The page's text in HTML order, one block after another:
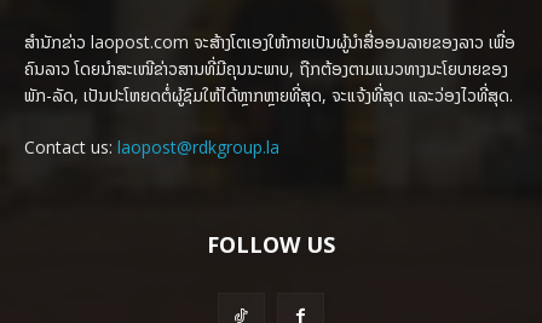
ສຳນັກຂ່າວ laopost.com ຈະສ້າງໂຕເອງໃຫ້ກາຍເປັນຜູ້ນຳສື່ອອນລາຍຂອງລາວ ເພື່ອ
ຄົນລາວ ໂດຍນຳສະເໜີຂ່າວສານທີ່ມີຄຸນນະພາບ, ຖືກຕ້ອງຕາມແນວທາງນະໂຍບາຍຂອງ
ພັກ-ລັດ, ເປັນປະໂຫຍດຕໍ່ຜູ້ຊົມໃຫ້ໄດ້ຫຼາກຫຼາຍທີ່ສຸດ, ຈະແຈ້ງທີ່ສຸດ ແລະວ່ອງໄວທີ່ສຸດ.
Contact us: laopost@rdkgroup.la
FOLLOW US